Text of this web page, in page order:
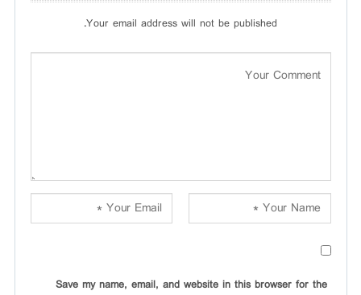
Your email address will not be published.
Save my name, email, and website in this browser for the